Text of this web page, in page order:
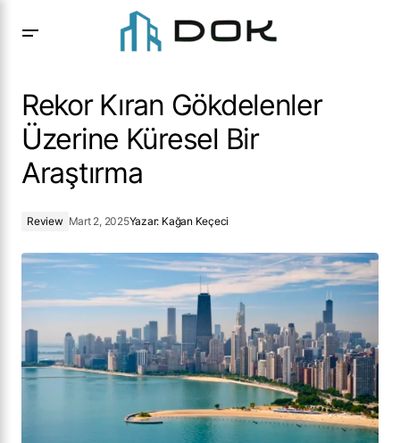
Rekor Kıran Gökdelenler
Üzerine Küresel Bir
Araştırma
Review Mart 2, 2025Yazar: Kağan Keçeci